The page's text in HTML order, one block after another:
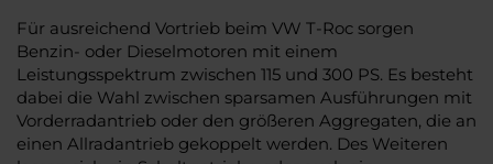
Für ausreichend Vortrieb beim VW T-Roc sorgen
Benzin- oder Dieselmotoren mit einem
Leistungsspektrum zwischen 115 und 300 PS. Es besteht
dabei die Wahl zwischen sparsamen Ausführungen mit
Vorderradantrieb oder den größeren Aggregaten, die an
einen Allradantrieb gekoppelt werden. Des Weiteren